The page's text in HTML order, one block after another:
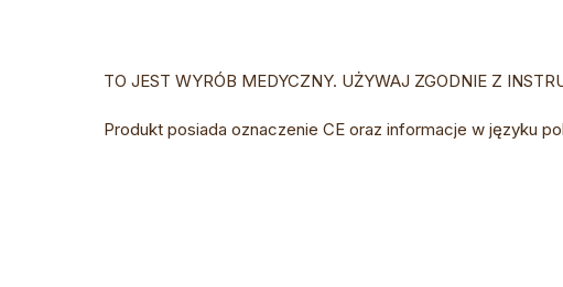
TO JEST WYRÓB MEDYCZNY. UŻYWAJ ZGODNIE Z
Produkt posiada oznaczenie CE oraz informacje w języku